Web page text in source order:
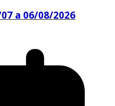
a 06/08/2026